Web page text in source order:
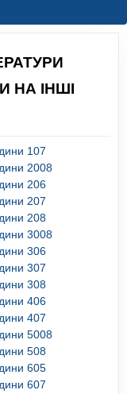
НА ІНШІ
107
2008
206
207
208
3008
306
307
308
406
407
5008
508
605
607